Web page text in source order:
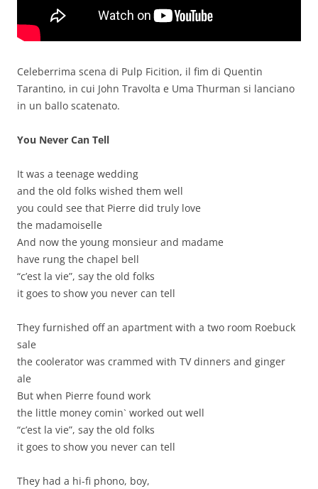
Celeberrima scena di Pulp Ficition, il fim di Quentin
Tarantino, in cui John Travolta e Uma Thurman si lanciano
in un ballo scatenato.
You Never Can Tell
It was a teenage wedding
and the old folks wished them well
you could see that Pierre did truly love
the madamoiselle
And now the young monsieur and madame
have rung the chapel bell
“c’est la vie”, say the old folks
it goes to show you never can tell
They furnished off an apartment with a two room Roebuck
sale
the coolerator was crammed with TV dinners and ginger
ale
But when Pierre found work
the little money comin` worked out well
“c’est la vie”, say the old folks
it goes to show you never can tell
They had a hi-fi phono, boy,